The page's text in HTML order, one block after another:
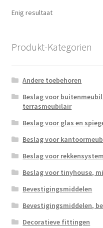
Enig resultaat
Produkt-Kategorien
Andere toebehoren
Beslag voor
terrasmeubilair
Beslag voor glas en
Beslag voor
Beslag voor
Beslag voor tinyhouse,
Bevestigingsmiddelen
Bevestigingsmiddelen,
Decoratieve fittingen